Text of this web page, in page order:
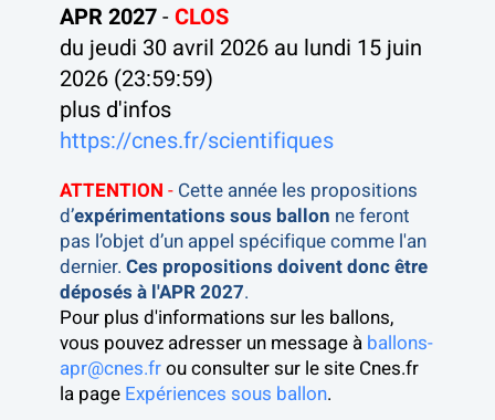
APR 2027 - CLOS
du jeudi 30 avril 2026 au lundi 15 juin
2026 (23:59:59)
plus d'infos
https://cnes.fr/scientifiques
ATTENTION - Cette année les propositions
d’expérimentations sous ballon ne feront
pas l’objet d’un appel spécifique comme l'an
dernier. Ces propositions doivent donc être
déposés à l'APR 2027.
Pour plus d'informations sur les ballons,
vous pouvez adresser un message à ballons-
apr@cnes.fr ou consulter sur le site Cnes.fr
la page Expériences sous ballon.